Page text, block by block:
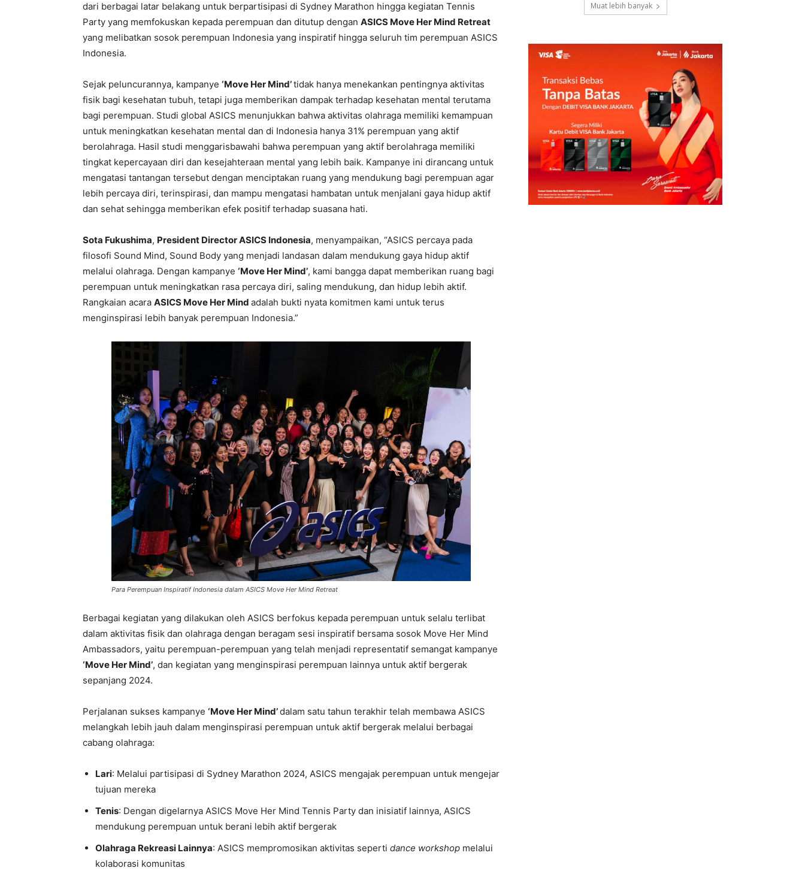
dari berbagai latar belakang untuk berpartisipasi di Sydney Marathon hingga kegiatan Tennis
Party yang memfokuskan kepada perempuan dan ditutup dengan ASICS Move Her Mind Retreat
yang melibatkan sosok perempuan Indonesia yang inspiratif hingga seluruh tim perempuan ASICS
Indonesia.
Sejak peluncurannya, kampanye ‘Move Her Mind’tidak hanya menekankan pentingnya aktivitas
fisik bagi kesehatan tubuh, tetapi juga memberikan dampak terhadap kesehatan mental terutama
bagi perempuan. Studi global ASICS menunjukkan bahwa aktivitas olahraga memiliki kemampuan
untuk meningkatkan kesehatan mental dan di Indonesia hanya 31% perempuan yang aktif
berolahraga. Hasil studi menggarisbawahi bahwa perempuan yang aktif berolahraga memiliki
tingkat kepercayaan diri dan kesejahteraan mental yang lebih baik. Kampanye ini dirancang untuk
mengatasi tantangan tersebut dengan menciptakan ruang yang mendukung bagi perempuan agar
lebih percaya diri, terinspirasi, dan mampu mengatasi hambatan untuk menjalani gaya hidup aktif
dan sehat sehingga memberikan efek positif terhadap suasana hati.
Sota Fukushima, President Director ASICS Indonesia, menyampaikan, “ASICS percaya pada
filosofi Sound Mind, Sound Body yang menjadi landasan dalam mendukung gaya hidup aktif
melalui olahraga. Dengan kampanye ‘Move Her Mind’, kami bangga dapat memberikan ruang bagi
perempuan untuk meningkatkan rasa percaya diri, saling mendukung, dan hidup lebih aktif.
Rangkaian acara ASICS Move Her Mind adalah bukti nyata komitmen kami untuk terus
menginspirasi lebih banyak perempuan Indonesia.”
Para Perempuan Inspiratif Indonesia dalam ASICS Move Her Mind Retreat
Berbagai kegiatan yang dilakukan oleh ASICS berfokus kepada perempuan untuk selalu terlibat
dalam aktivitas fisik dan olahraga dengan beragam sesi inspiratif bersama sosok Move Her Mind
Ambassadors, yaitu perempuan-perempuan yang telah menjadi representatif semangat kampanye
‘Move Her Mind’, dan kegiatan yang menginspirasi perempuan lainnya untuk aktif bergerak
sepanjang 2024.
Perjalanan sukses kampanye ‘Move Her Mind’dalam satu tahun terakhir telah membawa ASICS
melangkah lebih jauh dalam menginspirasi perempuan untuk aktif bergerak melalui berbagai
cabang olahraga:
Lari: Melalui partisipasi di Sydney Marathon 2024, ASICS mengajak perempuan untuk mengejar
tujuan mereka
Tenis: Dengan digelarnya ASICS Move Her Mind Tennis Party dan inisiatif lainnya, ASICS
mendukung perempuan untuk berani lebih aktif bergerak
Olahraga Rekreasi Lainnya: ASICS mempromosikan aktivitas seperti dance workshop melalui
kolaborasi komunitas
Muat lebih banyak